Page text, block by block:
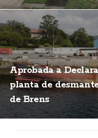
Aprobada a
planta de
de Brens